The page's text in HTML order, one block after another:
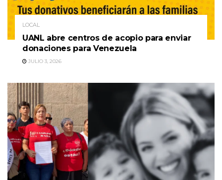
LOCAL
UANL abre centros de acopio para enviar
donaciones para Venezuela
JULIO 3, 2026